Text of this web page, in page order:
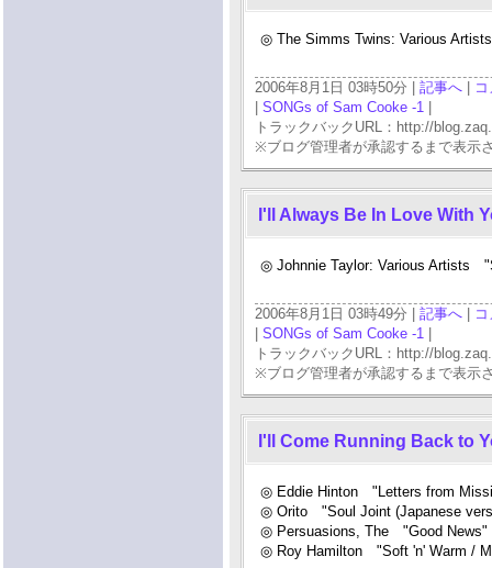
◎ The Simms Twins: Various
2006年8月1日 03時50分 | 記事へ
SONGs of Sam Cooke -1
トラックバックURL：http://
※ブログ管理者が承認するまで表示
I'll Always Be In Love With
◎ Johnnie Taylor: Various Artists
2006年8月1日 03時49分 | 記事へ
SONGs of Sam Cooke -1
トラックバックURL：http://
※ブログ管理者が承認するまで表示
I'll Come Running Back to
◎ Eddie Hinton "Letters from
◎ Orito "Soul Joint (Japanese
◎ Persuasions, The "Good
◎ Roy Hamilton "Soft 'n' Warm /